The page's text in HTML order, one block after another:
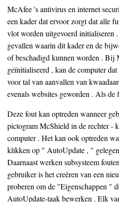
McAfee 's antivirus en internet
een kader dat ervoor zorgt dat alle
vlot worden uitgevoerd initialiseren
gevallen waarin dit kader en de
of beschadigd kunnen worden . Bij
geïnitialiseerd , kan de computer
voor tal van aanvallen van
evenals websites geworden . Als de
Deze fout kan optreden wanneer
pictogram McShield in de rechter -
computer . Het kan ook optreden
klikken op " AutoUpdate , "
Daarnaast werken subsysteem
gebruiker is het creëren van een
proberen om de "Eigenschappen "
AutoUpdate-taak bewerken . Elk